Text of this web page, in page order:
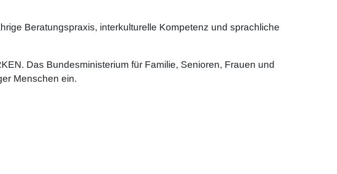
Beratungspraxis, interkulturelle Kompetenz und sprachliche
Das Bundesministerium für Familie, Senioren, Frauen und
Menschen ein.